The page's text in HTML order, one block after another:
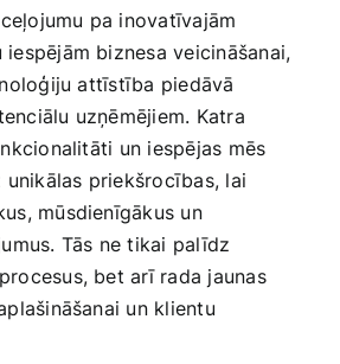
pa inovatīvajām
biznesa veicināšanai,
attīstība piedāvā
uzņēmējiem. Katra
un iespējas⁣ mēs
priekšrocības, lai
mūsdienīgākus un​
Tās ne tikai palīdz
bet arī rada jaunas
un klientu